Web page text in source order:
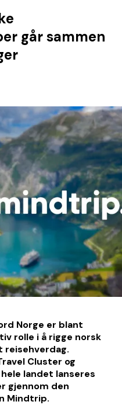
går sammen
Norge er blant
rolle i å rigge norsk
reisehverdag.
Cluster og
landet lanseres
gjennom den
Mindtrip.